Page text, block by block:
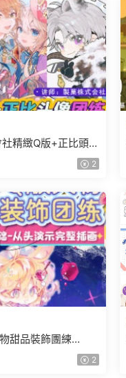
精緻Q版+正比頭像
2
甜品裝飾團練
2